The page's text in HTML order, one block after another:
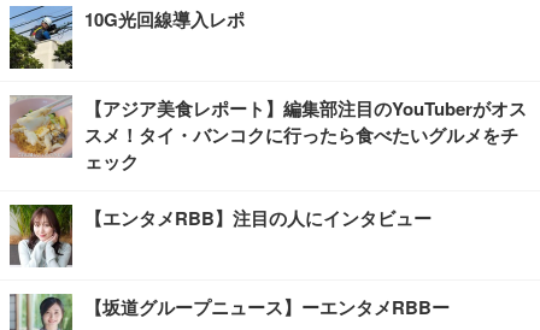
10G光回線導入レポ
【アジア美食レポート】編集部注目のYouTuberがオス
スメ！タイ・バンコクに行ったら食べたいグルメをチ
ェック
【エンタメRBB】注目の人にインタビュー
【坂道グループニュース】ーエンタメRBBー